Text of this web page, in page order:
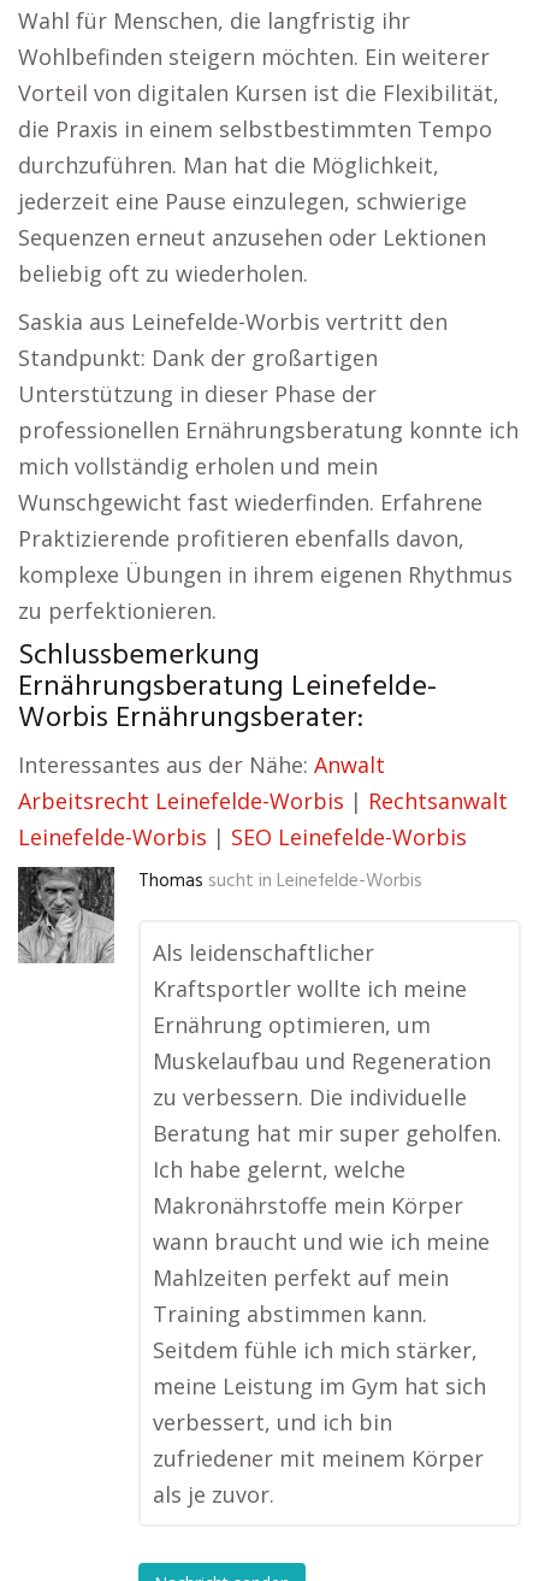
Wahl für Menschen, die langfristig ihr
Wohlbefinden steigern möchten. Ein weiterer
Vorteil von digitalen Kursen ist die Flexibilität,
die Praxis in einem selbstbestimmten Tempo
durchzuführen. Man hat die Möglichkeit,
jederzeit eine Pause einzulegen, schwierige
Sequenzen erneut anzusehen oder Lektionen
beliebig oft zu wiederholen.
Saskia aus Leinefelde-Worbis vertritt den
Standpunkt: Dank der großartigen
Unterstützung in dieser Phase der
professionellen Ernährungsberatung konnte ich
mich vollständig erholen und mein
Wunschgewicht fast wiederfinden. Erfahrene
Praktizierende profitieren ebenfalls davon,
komplexe Übungen in ihrem eigenen Rhythmus
zu perfektionieren.
Schlussbemerkung
Ernährungsberatung Leinefelde-
Worbis Ernährungsberater:
Interessantes aus der Nähe: Anwalt
Arbeitsrecht Leinefelde-Worbis | Rechtsanwalt
Leinefelde-Worbis | SEO Leinefelde-Worbis
Thomas sucht in Leinefelde-Worbis
Als leidenschaftlicher
Kraftsportler wollte ich meine
Ernährung optimieren, um
Muskelaufbau und Regeneration
zu verbessern. Die individuelle
Beratung hat mir super geholfen.
Ich habe gelernt, welche
Makronährstoffe mein Körper
wann braucht und wie ich meine
Mahlzeiten perfekt auf mein
Training abstimmen kann.
Seitdem fühle ich mich stärker,
meine Leistung im Gym hat sich
verbessert, und ich bin
zufriedener mit meinem Körper
als je zuvor.